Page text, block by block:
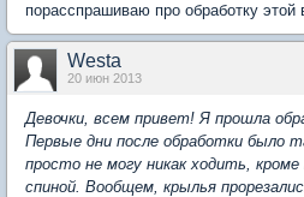
порасспрашиваю про обработку
Westa
20 июн 2013
Девочки, всем привет! Я прошла
Первые дни после обработки было
просто не могу никак ходить,
спиной. Вообщем, крылья